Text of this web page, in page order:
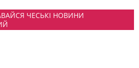
ЧЕСЬКІ НОВИНИ